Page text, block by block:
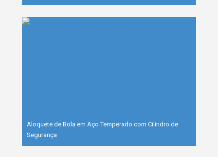
Aloquete de Bola em Aço Temperado com Cilindro de
Segurança